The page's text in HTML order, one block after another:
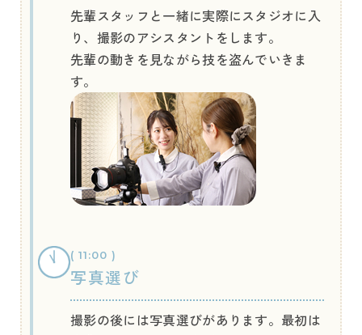
先輩スタッフと一緒に実際にスタジオに入
り、撮影のアシスタントをします。
先輩の動きを見ながら技を盗んでいきま
す。
( 11:00 )
写真選び
撮影の後には写真選びがあります。最初は